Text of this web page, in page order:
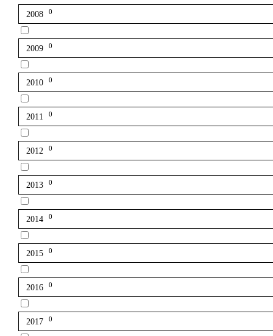
2008 0
2009 0
2010 0
2011 0
2012 0
2013 0
2014 0
2015 0
2016 0
2017 0